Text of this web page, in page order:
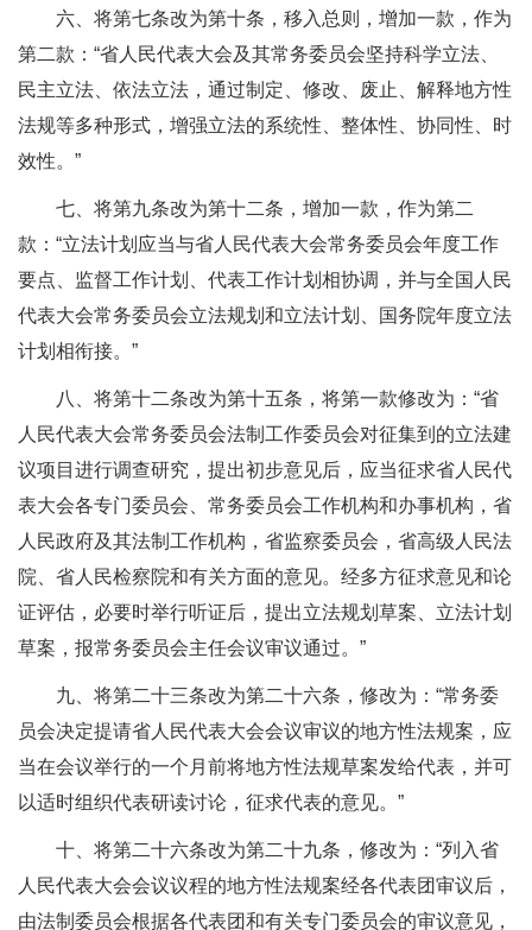
六、将第七条改为第十条，移入总则，增加一款，作为
第二款：“省人民代表大会及其常务委员会坚持科学立法、
民主立法、依法立法，通过制定、修改、废止、解释地方性
法规等多种形式，增强立法的系统性、整体性、协同性、时
效性。”
七、将第九条改为第十二条，增加一款，作为第二
款：“立法计划应当与省人民代表大会常务委员会年度工作
要点、监督工作计划、代表工作计划相协调，并与全国人民
代表大会常务委员会立法规划和立法计划、国务院年度立法
计划相衔接。”
八、将第十二条改为第十五条，将第一款修改为：“省
人民代表大会常务委员会法制工作委员会对征集到的立法建
议项目进行调查研究，提出初步意见后，应当征求省人民代
表大会各专门委员会、常务委员会工作机构和办事机构，省
人民政府及其法制工作机构，省监察委员会，省高级人民法
院、省人民检察院和有关方面的意见。经多方征求意见和论
证评估，必要时举行听证后，提出立法规划草案、立法计划
草案，报常务委员会主任会议审议通过。”
九、将第二十三条改为第二十六条，修改为：“常务委
员会决定提请省人民代表大会会议审议的地方性法规案，应
当在会议举行的一个月前将地方性法规草案发给代表，并可
以适时组织代表研读讨论，征求代表的意见。”
十、将第二十六条改为第二十九条，修改为：“列入省
人民代表大会会议议程的地方性法规案经各代表团审议后，
由法制委员会根据各代表团和有关专门委员会的审议意见，